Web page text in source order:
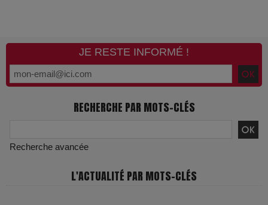
JE RESTE INFORMÉ !
RECHERCHE PAR MOTS-CLÉS
Recherche avancée
L'ACTUALITÉ PAR MOTS-CLÉS